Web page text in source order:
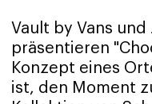
Vault by Vans und
präsentieren
Konzept eines
ist, den Moment